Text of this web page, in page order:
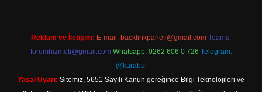
Reklam ve İletişim: E-mail: backlinkpaneli@gmail.com Teams:
forumhizmeti@gmail.com Whatsapp: 0262 606 0 726 Telegram:
@karabul
Yasal Uyarı: Sitemiz, 5651 Sayılı Kanun gereğince Bilgi Teknolojileri ve